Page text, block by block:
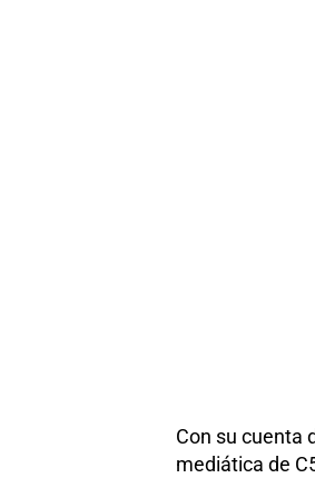
Con su cuenta
mediática de